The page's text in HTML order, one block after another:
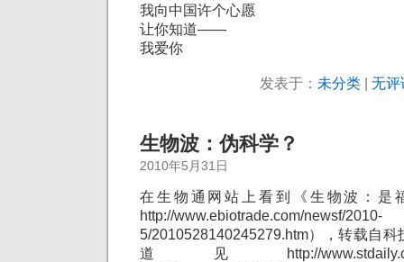
我向中国许个心愿
让你知道——
我爱你
发表于： 未分类| 无评
生物波：伪科学？
2010年5月31日
在生物通网站上看到《生物波：是
http://www.ebiotrade.com/newsf/2010-
5/2010528140245279.htm），转载自
道见http://www.stdaily.com/